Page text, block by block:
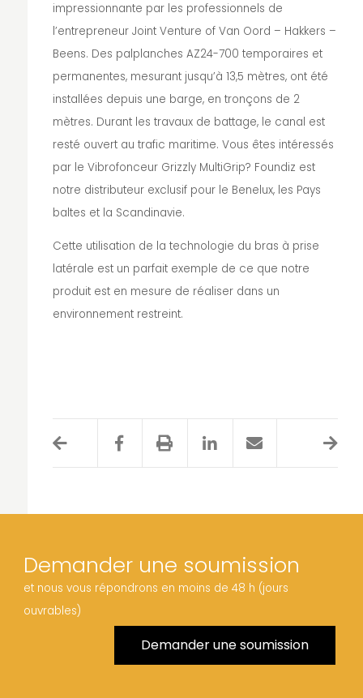
impressionnante par les professionnels de
l’entrepreneur Joint Venture of Van Oord – Hakkers –
Beens. Des palplanches AZ24-700 temporaires et
permanentes, mesurant jusqu’à 13,5 mètres, ont été
installées depuis une barge, en tronçons de 2
mètres. Durant les travaux de battage, le canal est
resté ouvert au trafic maritime. Vous êtes intéressés
par le Vibrofonceur Grizzly MultiGrip? Foundiz est
notre distributeur exclusif pour le Benelux, les Pays
baltes et la Scandinavie.
Cette utilisation de la technologie du bras à prise
latérale est un parfait exemple de ce que notre
produit est en mesure de réaliser dans un
environnement restreint.
Demander une soumission
et nous vous répondrons en moins de 48 h (jours
ouvrables)
Demander une soumission